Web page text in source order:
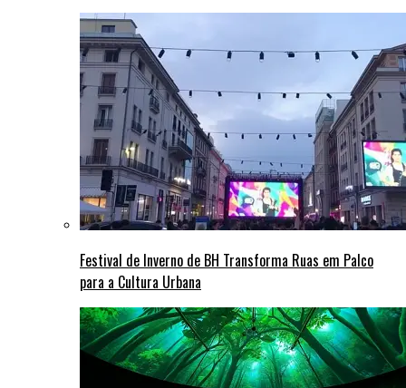
Festival de Inverno de BH Transforma Ruas em Palco
para a Cultura Urbana